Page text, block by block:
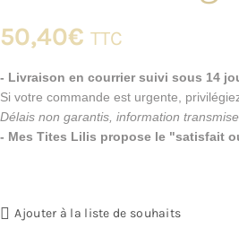
50,40€ TTC
- Livraison en courrier suivi sous 14
Si votre commande est urgente,
Délais non garantis, information
- Mes Tites Lilis propose le "satisfait
Ajouter à la liste de souhaits